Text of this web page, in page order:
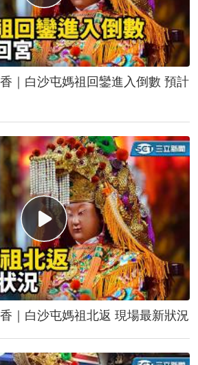
｜白沙屯媽祖回鑾進入倒數 預計
｜白沙屯媽祖北返 現場最新狀況